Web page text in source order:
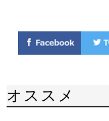
オススメ